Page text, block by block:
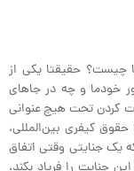
چیست؟ حقیقتا یکی از
خودما و چه در جاهای
کردن تحت هیچ عنوانی
کیفری بین‌المللی،
یک جنایتی وقتی اتفاق